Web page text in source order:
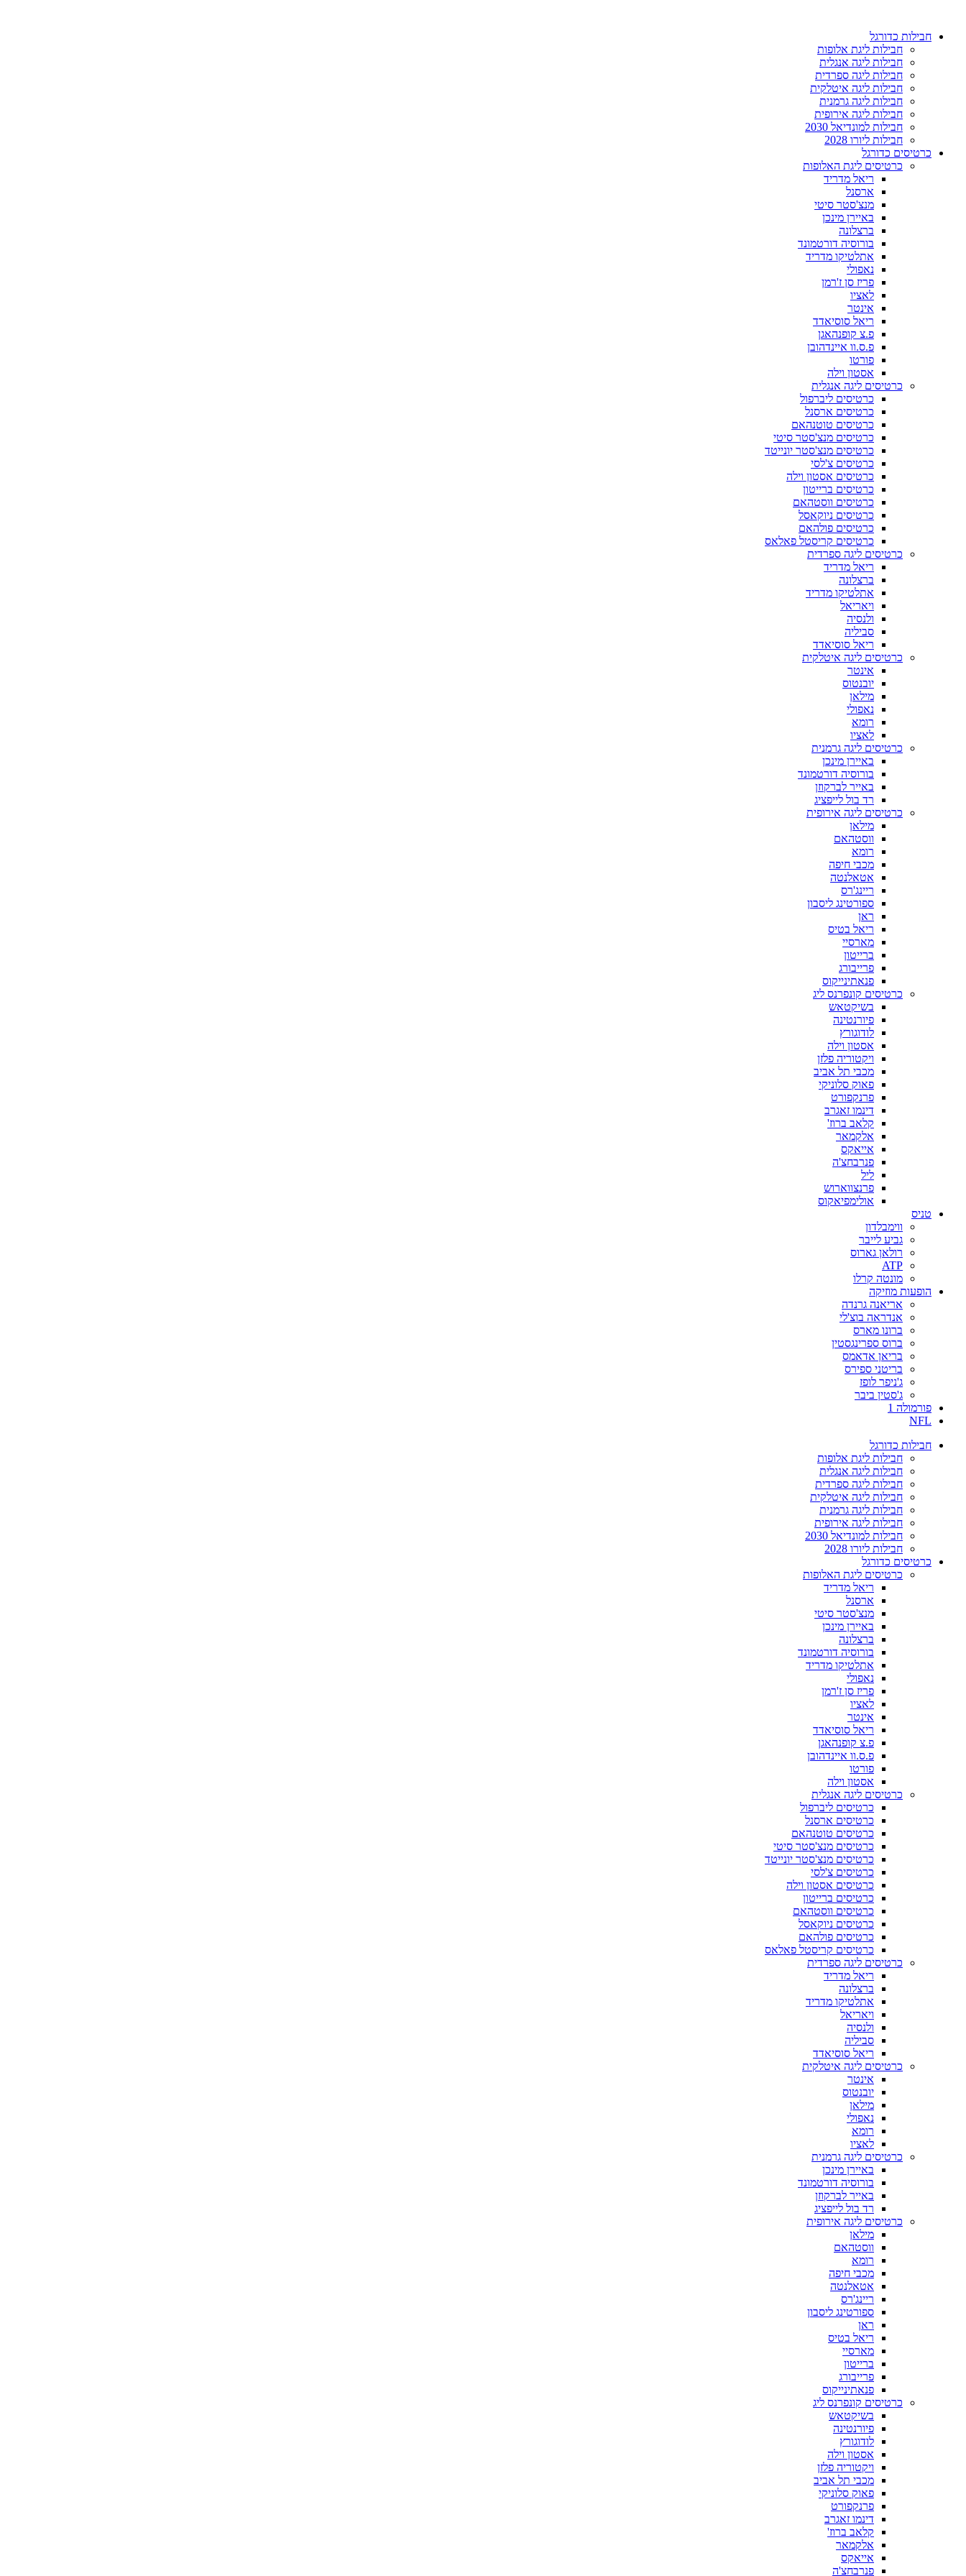
חבילות כדורגל
חבילות ליגת אלופות
חבילות ליגה אנגלית
חבילות ליגה ספרדית
חבילות ליגה איטלקית
חבילות ליגה גרמנית
חבילות ליגה אירופית
חבילות למונדיאל 2030
חבילות ליורו 2028
כרטיסים כדורגל
כרטיסים ליגת האלופות
ריאל מדריד
ארסנל
מנצ'סטר סיטי
באיירן מינכן
ברצלונה
בורוסיה דורטמונד
אתלטיקו מדריד
נאפולי
פריז סן ז'רמן
לאציו
אינטר
ריאל סוסיאדד
פ.צ קופנהאגן
פ.ס.וו איינדהובן
פורטו
אסטון וילה
כרטיסים ליגה אנגלית
כרטיסים ליברפול
כרטיסים ארסנל
כרטיסים טוטנהאם
כרטיסים מנצ'סטר סיטי
כרטיסים מנצ'סטר יונייטד
כרטיסים צ'לסי
כרטיסים אסטון וילה
כרטיסים ברייטון
כרטיסים ווסטהאם
כרטיסים ניוקאסל
כרטיסים פולהאם
כרטיסים קריסטל פאלאס
כרטיסים ליגה ספרדית
ריאל מדריד
ברצלונה
אתלטיקו מדריד
ויאריאל
ולנסיה
סביליה
ריאל סוסיאדד
כרטיסים ליגה איטלקית
אינטר
יובנטוס
מילאן
נאפולי
רומא
לאציו
כרטיסים ליגה גרמנית
באיירן מינכן
בורוסיה דורטמונד
באייר לברקוזן
רד בול לייפציג
כרטיסים ליגה אירופית
מילאן
ווסטהאם
רומא
מכבי חיפה
אטאלנטה
ריינג'רס
ספורטינג ליסבון
ראן
ריאל בטיס
מארסיי
ברייטון
פרייבורג
פנאתינייקוס
כרטיסים קונפרנס ליג
בשיקטאש
פיורנטינה
לודוגורץ
אסטון וילה
ויקטוריה פלזן
מכבי תל אביב
פאוק סלוניקי
פרנקפורט
דינמו זאגרב
קלאב ברוז'
אלקמאר
אייאקס
פנרבחצ'ה
ליל
פרנצווארוש
אולימפיאקוס
טניס
ווימבלדון
גביע לייבר
רולאן גארוס
ATP
מונטה קרלו
הופעות מוזיקה
אריאנה גרנדה
אנדראה בוצ'לי
ברונו מארס
ברוס ספרינגסטין
בריאן אדאמס
בריטני ספירס
ג'ניפר לופז
ג'סטין ביבר
פורמולה 1
NFL
חבילות כדורגל
חבילות ליגת אלופות
חבילות ליגה אנגלית
חבילות ליגה ספרדית
חבילות ליגה איטלקית
חבילות ליגה גרמנית
חבילות ליגה אירופית
חבילות למונדיאל 2030
חבילות ליורו 2028
כרטיסים כדורגל
כרטיסים ליגת האלופות
ריאל מדריד
ארסנל
מנצ'סטר סיטי
באיירן מינכן
ברצלונה
בורוסיה דורטמונד
אתלטיקו מדריד
נאפולי
פריז סן ז'רמן
לאציו
אינטר
ריאל סוסיאדד
פ.צ קופנהאגן
פ.ס.וו איינדהובן
פורטו
אסטון וילה
כרטיסים ליגה אנגלית
כרטיסים ליברפול
כרטיסים ארסנל
כרטיסים טוטנהאם
כרטיסים מנצ'סטר סיטי
כרטיסים מנצ'סטר יונייטד
כרטיסים צ'לסי
כרטיסים אסטון וילה
כרטיסים ברייטון
כרטיסים ווסטהאם
כרטיסים ניוקאסל
כרטיסים פולהאם
כרטיסים קריסטל פאלאס
כרטיסים ליגה ספרדית
ריאל מדריד
ברצלונה
אתלטיקו מדריד
ויאריאל
ולנסיה
סביליה
ריאל סוסיאדד
כרטיסים ליגה איטלקית
אינטר
יובנטוס
מילאן
נאפולי
רומא
לאציו
כרטיסים ליגה גרמנית
באיירן מינכן
בורוסיה דורטמונד
באייר לברקוזן
רד בול לייפציג
כרטיסים ליגה אירופית
מילאן
ווסטהאם
רומא
מכבי חיפה
אטאלנטה
ריינג'רס
ספורטינג ליסבון
ראן
ריאל בטיס
מארסיי
ברייטון
פרייבורג
פנאתינייקוס
כרטיסים קונפרנס ליג
בשיקטאש
פיורנטינה
לודוגורץ
אסטון וילה
ויקטוריה פלזן
מכבי תל אביב
פאוק סלוניקי
פרנקפורט
דינמו זאגרב
קלאב ברוז'
אלקמאר
אייאקס
פנרבחצ'ה